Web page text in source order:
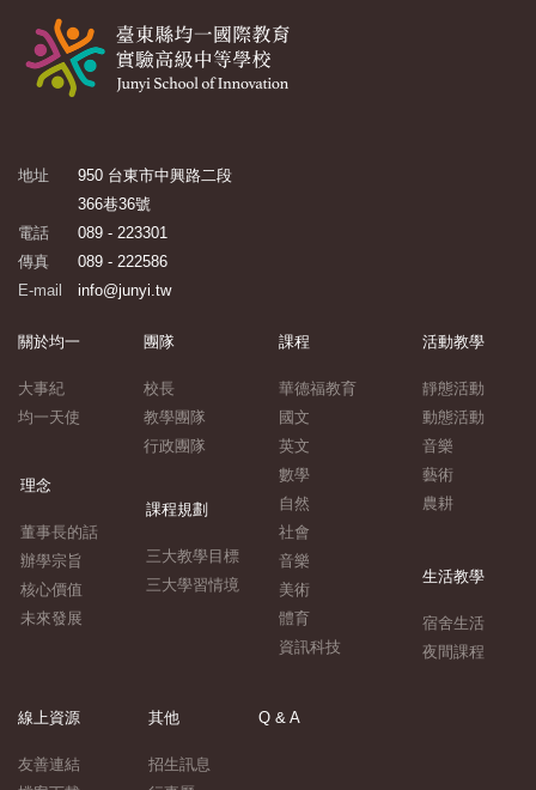
地址
950 台東市中興路二段
366巷36號
電話
089 - 223301
傳真
089 - 222586
E-mail
info@junyi.tw
關於均一
大事紀
均一天使
理念
董事長的話
辦學宗旨
核心價值
未來發展
團隊
校長
教學團隊
行政團隊
課程規劃
三大教學目標
三大學習情境
課程
華德福教育
國文
英文
數學
自然
社會
音樂
美術
體育
資訊科技
活動教學
靜態活動
動態活動
音樂
藝術
農耕
生活教學
宿舍生活
夜間課程
線上資源
友善連結
其他
招生訊息
Q & A